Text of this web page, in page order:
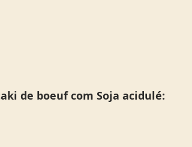
de boeuf com Soja acidulé: